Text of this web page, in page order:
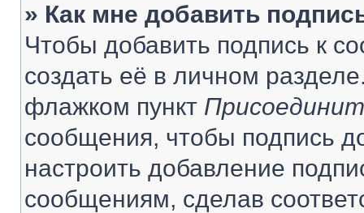
» Как мне добавить
Чтобы добавить подпись к
создать её в личном
флажком пункт
сообщения, чтобы подпись
настроить добавление
сообщениям, сделав